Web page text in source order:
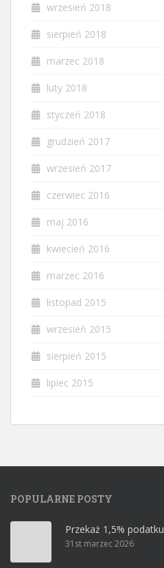
wrzesień 2018
sierpień 2018
marzec 2018
luty 2018
styczeń 2018
grudzień 2017
wrzesień 2017
czerwiec 2016
maj 2016
kwiecień 2016
marzec 2016
listopad 2015
wrzesień 2015
sierpień 2015
lipiec 2015
POPULARNE POSTY
Przekaż 1,5% podatku
31st marzec 2026